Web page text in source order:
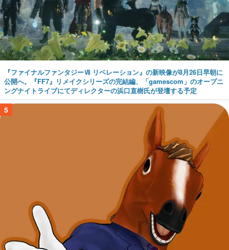
『ファイナルファンタジーⅦ リベレーション』の新映像が8月26日早朝に
公開へ。『FF7』リメイクシリーズの完結編、「gamescom」のオープニ
ングナイトライブにてディレクターの浜口直樹氏が登壇する予定
5